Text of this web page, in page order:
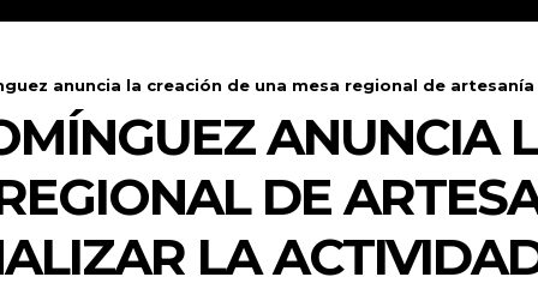
anuncia la creación de una mesa regional de artesanía
ANUNCIA
DE
LA